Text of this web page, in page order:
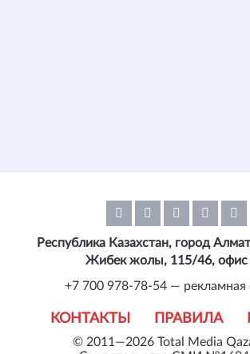
© 2011—2026 Total Media
КОНТАКТЫ ПРАВИЛА
Республика Казахстан, город
Жибек жолы, 115/46, офис
+7 700 978-78-54 — рекламная